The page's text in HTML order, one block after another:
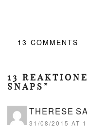
13 COMMENTS
13
SNAPS”
THERESE
31/08/2015 AT